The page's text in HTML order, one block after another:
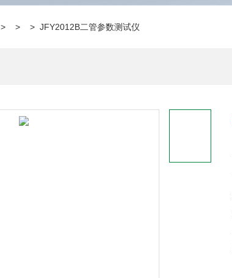
> > > JFY2012B二管参数测试仪